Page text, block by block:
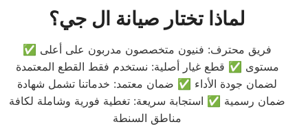
لماذا تختار صيانة ال جي؟
✅ فريق محترف: فنيون متخصصون مدربون على أعلى
مستوى ✅ قطع غيار أصلية: نستخدم فقط القطع المعتمدة
لضمان جودة الأداء ✅ ضمان معتمد: خدماتنا تشمل شهادة
ضمان رسمية ✅ استجابة سريعة: تغطية فورية وشاملة لكافة
مناطق السنطة